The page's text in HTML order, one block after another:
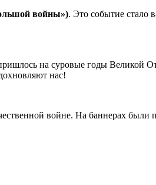
войны»). Это событие стало
на суровые годы Великой
нас!
войне. На баннерах были